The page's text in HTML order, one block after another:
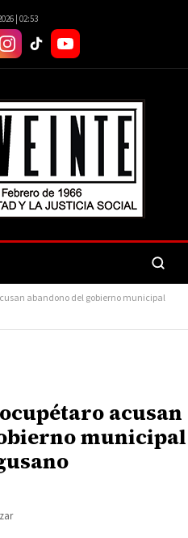
| 02:53
abandono del gobierno municipal
acusan
municipal